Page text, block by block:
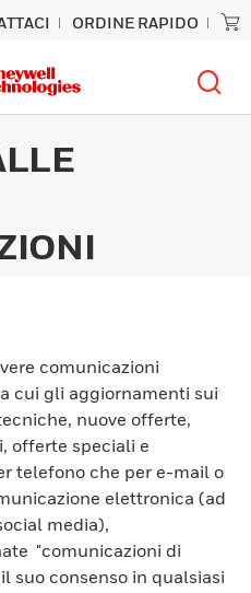
ORDINE RAPIDO
comunicazioni
cui gli aggiornamenti sui
nuove offerte,
offerte speciali e
telefono che per e-mail o
elettronica (ad
media),
"comunicazioni di
suo consenso in qualsiasi